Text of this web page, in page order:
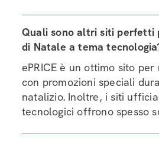
Quali sono altri siti perfetti
di Natale a tema
ePRICE è un ottimo sito
con promozioni speciali
natalizio. Inoltre, i siti
tecnologici offrono spesso